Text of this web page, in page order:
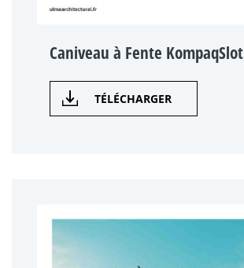
Caniveau à Fente KompaqSlot
TÉLÉCHARGER